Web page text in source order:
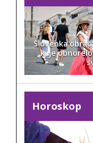
Slovenka
ki je
Horoskop